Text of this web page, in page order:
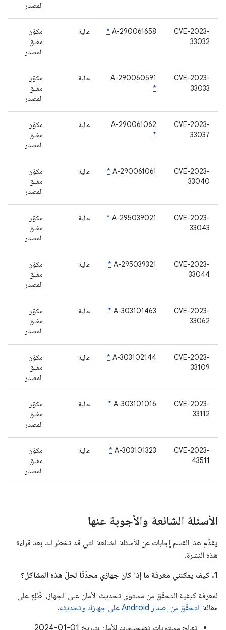
المصدر
CVE-2023-
33032
A-290061658
* عالية
مكوّن
مغلق
المصدر
CVE-2023-
33033
A-290060591
*
عالية
مكوّن
مغلق
المصدر
CVE-2023-
33037
A-290061062
*
عالية
مكوّن
مغلق
المصدر
CVE-2023-
33040
A-290061061
* عالية
مكوّن
مغلق
المصدر
CVE-2023-
33043
A-295039021
* عالية
مكوّن
مغلق
المصدر
CVE-2023-
33044
A-295039321
* عالية
مكوّن
مغلق
المصدر
CVE-2023-
33062
A-303101463
* عالية
مكوّن
مغلق
المصدر
CVE-2023-
33109
A-303102144
* عالية
مكوّن
مغلق
المصدر
CVE-2023-
33112
A-303101016
* عالية
مكوّن
مغلق
المصدر
CVE-2023-
43511
A-303101323
* عالية
مكوّن
مغلق
المصدر
الأسئلة الشائعة والأجوبة عنها
يقدّم هذا القسم إجابات عن الأسئلة الشائعة التي قد تخطر لك بعد قراءة
هذه النشرة.
1. كيف يمكنني معرفة ما إذا كان جهازي محدّثًا لحلّ هذه المشاكل؟
لمعرفة كيفية التحقّق من مستوى تحديث الأمان على الجهاز، اطّلِع على
مقالة التحقّق من إصدار Android على جهازك وتحديثه
.
تعالج مستويات تصحيحات الأمان بتاريخ 01‏-01‏-2024